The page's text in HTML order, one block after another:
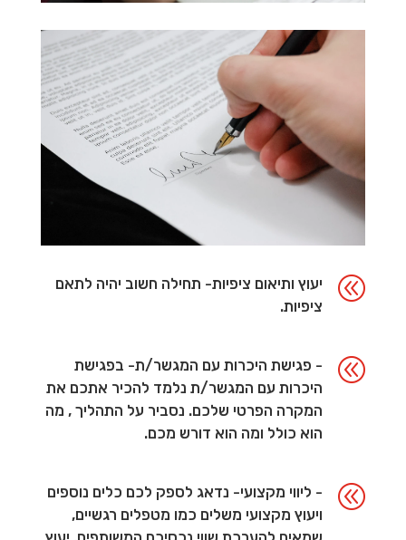
@
יעוץ ותיאום ציפיות- תחילה חשוב יהיה לתאם
ציפיות.
@
- פגישת היכרות עם המגשר/ת- בפגישת
היכרות עם המגשר/ת נלמד להכיר אתכם את
המקרה הפרטי שלכם. נסביר על התהליך , מה
הוא כולל ומה הוא דורש מכם.
@
- ליווי מקצועי- נדאג לספק לכם כלים נוספים
ויעוץ מקצועי משלים כמו מטפלים רגשיים,